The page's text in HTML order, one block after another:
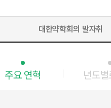
대한약학회의 발자취
주요 연혁 년도별